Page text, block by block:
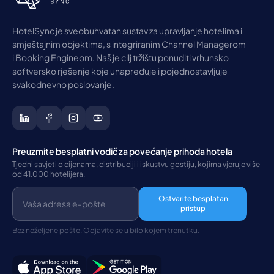
HotelSync je sveobuhvatan sustav za upravljanje hotelima i
smještajnim objektima, s integriranim Channel Managerom
i Booking Engineom. Naš je cilj tržištu ponuditi vrhunsko
softversko rješenje koje unapređuje i pojednostavljuje
svakodnevno poslovanje.
Preuzmite besplatni vodič za povećanje prihoda hotela
Tjedni savjeti o cijenama, distribuciji i iskustvu gostiju, kojima vjeruje više
od 41.000 hotelijera.
Ostvarite besplatan
pristup
Bez neželjene pošte. Odjavite se u bilo kojem trenutku.